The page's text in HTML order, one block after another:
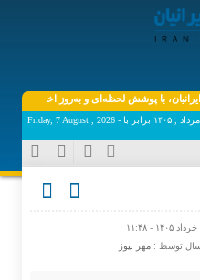
با پوشش لحظه‌ای و به‌روز اخبار روز اقتصاد
توسط : مهر نیوز